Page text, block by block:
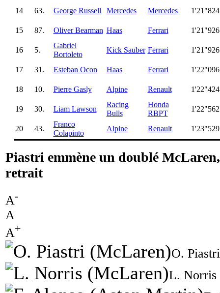
14 63. George Russell Mercedes Mercedes 1'21"824
15 87. Oliver Bearman Haas Ferrari 1'21"926
16 5.
Gabriel
Bortoleto
Kick Sauber Ferrari 1'21"926
17 31. Esteban Ocon Haas Ferrari 1'22"096
18 10. Pierre Gasly Alpine Renault 1'22"424
19 30. Liam Lawson
Racing
Bulls
Honda
RBPT
1'22"562
20 43.
Franco
Colapinto
Alpine Renault 1'23"529
Piastri emmène un doublé
retrait
A-
A
A+
O.
L. Norris